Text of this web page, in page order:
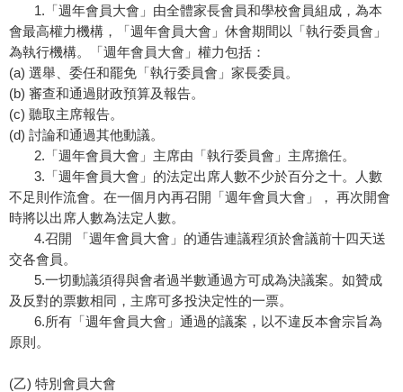
1.「週年會員大會」由全體家長會員和學校會員組成，為本
會最高權力機構，「週年會員大會」休會期間以「執行委員會」
為執行機構。「週年會員大會」權力包括：
(a) 選舉、委任和罷免「執行委員會」家長委員。
(b) 審查和通過財政預算及報告。
(c) 聽取主席報告。
(d) 討論和通過其他動議。
2.「週年會員大會」主席由「執行委員會」主席擔任。
3.「週年會員大會」的法定出席人數不少於百分之十。人數
不足則作流會。在一個月內再召開「週年會員大會」， 再次開會
時將以出席人數為法定人數。
4.召開 「週年會員大會」的通告連議程須於會議前十四天送
交各會員。
5.一切動議須得與會者過半數通過方可成為決議案。如贊成
及反對的票數相同，主席可多投決定性的一票。
6.所有「週年會員大會」通過的議案，以不違反本會宗旨為
原則。
(乙) 特別會員大會